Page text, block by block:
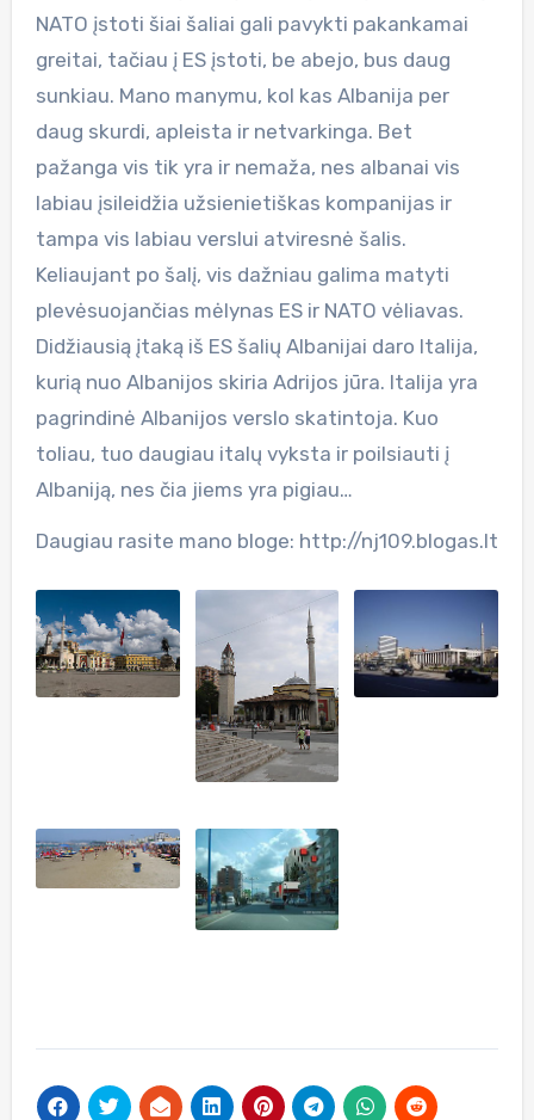
NATO įstoti šiai šaliai gali pavykti pakankamai
greitai, tačiau į ES įstoti, be abejo, bus daug
sunkiau. Mano manymu, kol kas Albanija per
daug skurdi, apleista ir netvarkinga. Bet
pažanga vis tik yra ir nemaža, nes albanai vis
labiau įsileidžia užsienietiškas kompanijas ir
tampa vis labiau verslui atviresnė šalis.
Keliaujant po šalį, vis dažniau galima matyti
plevėsuojančias mėlynas ES ir NATO vėliavas.
Didžiausią įtaką iš ES šalių Albanijai daro Italija,
kurią nuo Albanijos skiria Adrijos jūra. Italija yra
pagrindinė Albanijos verslo skatintoja. Kuo
toliau, tuo daugiau italų vyksta ir poilsiauti į
Albaniją, nes čia jiems yra pigiau…
Daugiau rasite mano bloge: http://nj109.blogas.lt